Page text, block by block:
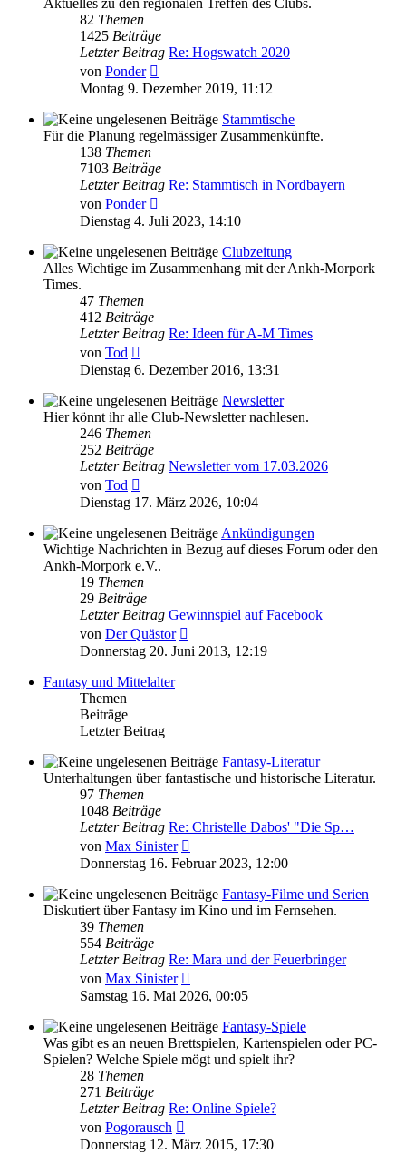
Aktuelles zu den regionalen Treffen des Clubs.
82 Themen
1425 Beiträge
Letzter Beitrag Re: Hogswatch 2020
von Ponder
Beitrag
Montag 9. Dezember 2019, 11:12
Stammtische
Für die Planung regelmässiger Zusammenkünfte.
138 Themen
7103 Beiträge
Letzter Beitrag Re: Stammtisch in Nordbayern
von Ponder
Beitrag
Dienstag 4. Juli 2023, 14:10
Clubzeitung
Alles Wichtige im Zusammenhang mit der Ankh-Morpork
Times.
47 Themen
412 Beiträge
Letzter Beitrag Re: Ideen für A-M Times
von Tod
Beitrag
Dienstag 6. Dezember 2016, 13:31
Newsletter
Hier könnt ihr alle Club-Newsletter nachlesen.
246 Themen
252 Beiträge
Letzter Beitrag Newsletter vom 17.03.2026
von Tod
Beitrag
Dienstag 17. März 2026, 10:04
Ankündigungen
Wichtige Nachrichten in Bezug auf dieses Forum oder den
Ankh-Morpork e.V..
19 Themen
29 Beiträge
Letzter Beitrag Gewinnspiel auf Facebook
von Der Quästor
Beitrag
Donnerstag 20. Juni 2013, 12:19
Fantasy und Mittelalter
Themen
Beiträge
Letzter Beitrag
Fantasy-Literatur
Unterhaltungen über fantastische und historische Literatur.
97 Themen
1048 Beiträge
Letzter Beitrag Re: Christelle Dabos' "Die Sp…
von Max Sinister
Beitrag
Donnerstag 16. Februar 2023, 12:00
Fantasy-Filme und Serien
Diskutiert über Fantasy im Kino und im Fernsehen.
39 Themen
554 Beiträge
Letzter Beitrag Re: Mara und der Feuerbringer
von Max Sinister
Beitrag
Samstag 16. Mai 2026, 00:05
Fantasy-Spiele
Was gibt es an neuen Brettspielen, Kartenspielen oder PC-
Spielen? Welche Spiele mögt und spielt ihr?
28 Themen
271 Beiträge
Letzter Beitrag Re: Online Spiele?
von Pogorausch
Beitrag
Donnerstag 12. März 2015, 17:30